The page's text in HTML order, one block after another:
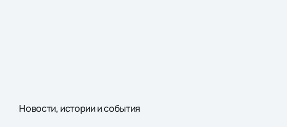
Новости, истории и события